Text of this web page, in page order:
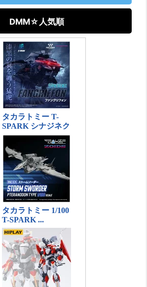
DMM☆人気順